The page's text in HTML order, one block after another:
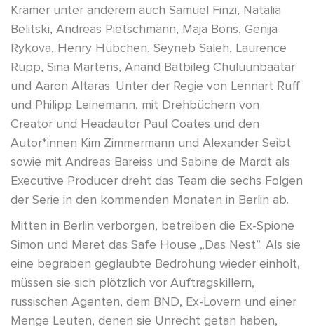
Kramer unter anderem auch Samuel Finzi, Natalia
Belitski, Andreas Pietschmann, Maja Bons, Genija
Rykova, Henry Hübchen, Seyneb Saleh, Laurence
Rupp, Sina Martens, Anand Batbileg Chuluunbaatar
und Aaron Altaras. Unter der Regie von Lennart Ruff
und Philipp Leinemann, mit Drehbüchern von
Creator und Headautor Paul Coates und den
Autor*innen Kim Zimmermann und Alexander Seibt
sowie mit Andreas Bareiss und Sabine de Mardt als
Executive Producer dreht das Team die sechs Folgen
der Serie in den kommenden Monaten in Berlin ab.
Mitten in Berlin verborgen, betreiben die Ex-Spione
Simon und Meret das Safe House „Das Nest”. Als sie
eine begraben geglaubte Bedrohung wieder einholt,
müssen sie sich plötzlich vor Auftragskillern,
russischen Agenten, dem BND, Ex-Lovern und einer
Menge Leuten, denen sie Unrecht getan haben,